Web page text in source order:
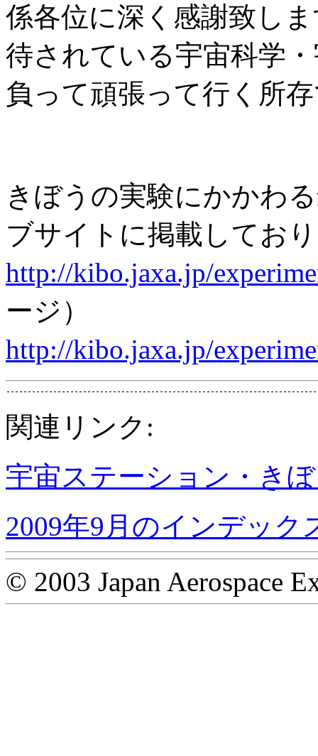
係各位に深く感謝致し
待されている宇宙科学
負って頑張って行く所
きぼうの実験にかかわ
ブサイトに掲載してお
http://kibo.jaxa.jp/
ージ）
http://kibo.jaxa.jp/
関連リンク:
宇宙ステーション・き
2009年9月のインデック
© 2003 Japan Aerospace